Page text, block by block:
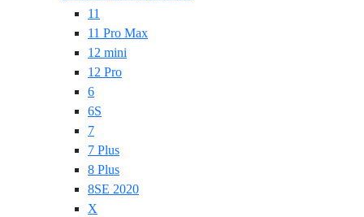
11
11 Pro Max
12 mini
12 Pro
6
6S
7
7 Plus
8 Plus
8SE 2020
X